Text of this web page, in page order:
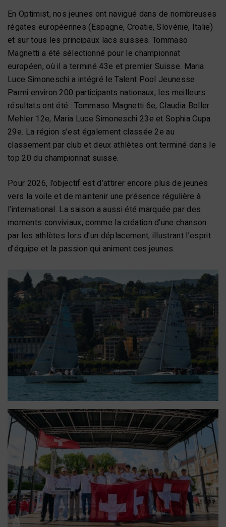
En Optimist, nos jeunes ont navigué dans de nombreuses
régates européennes (Espagne, Croatie, Slovénie, Italie)
et sur tous les principaux lacs suisses. Tommaso
Magnetti a été sélectionné pour le championnat
européen, où il a terminé 43e et premier Suisse. Maria
Luce Simoneschi a intégré le Talent Pool Jeunesse.
Parmi environ 200 participants nationaux, les meilleurs
résultats ont été : Tommaso Magnetti 6e, Claudia Boller
Mehler 12e, Maria Luce Simoneschi 23e et Sophia Cupa
29e. La région s’est également classée 2e au
classement par club et deux athlètes ont terminé dans le
top 20 du championnat suisse.
Pour 2026, l’objectif est d’attirer encore plus de jeunes
vers la voile et de maintenir une présence régulière à
l’international. La saison a aussi été marquée par des
moments conviviaux, comme la création d’une chanson
par les athlètes lors d’un déplacement, illustrant l’esprit
d’équipe et la passion qui animent ces jeunes.